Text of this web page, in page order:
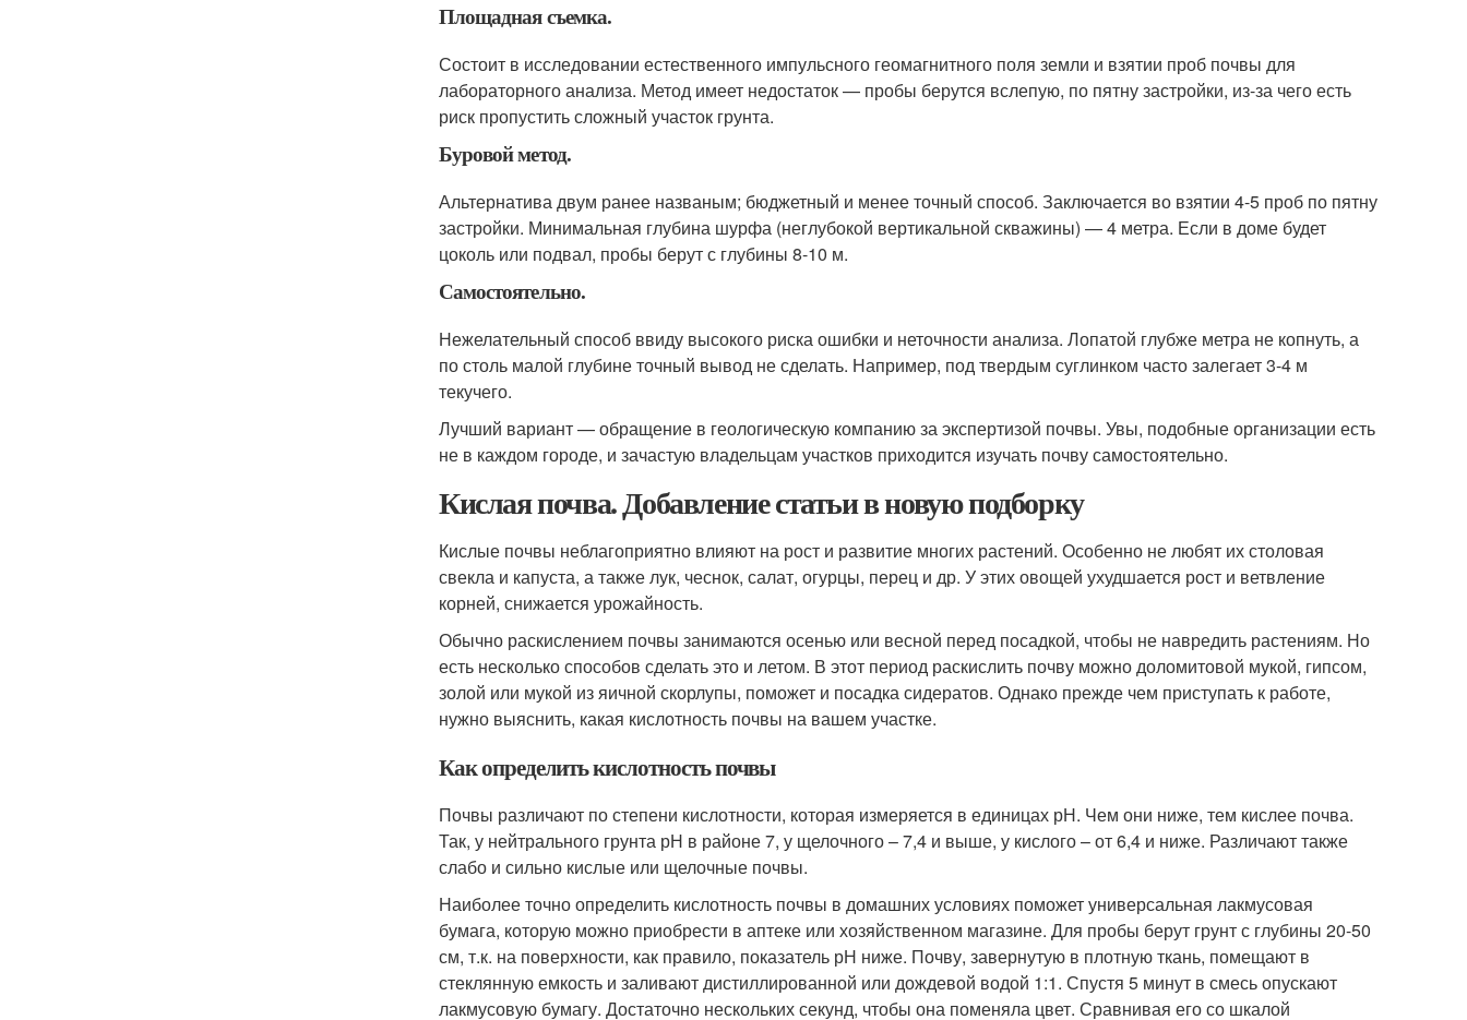
Площадная съемка.
Состоит в исследовании естественного импульсного геомагнитного поля земли и взятии проб почвы для
лабораторного анализа. Метод имеет недостаток — пробы берутся вслепую, по пятну застройки, из-за чего есть
риск пропустить сложный участок грунта.
Буровой метод.
Альтернатива двум ранее названым; бюджетный и менее точный способ. Заключается во взятии 4-5 проб по пятну
застройки. Минимальная глубина шурфа (неглубокой вертикальной скважины) — 4 метра. Если в доме будет
цоколь или подвал, пробы берут с глубины 8-10 м.
Самостоятельно.
Нежелательный способ ввиду высокого риска ошибки и неточности анализа. Лопатой глубже метра не копнуть, а
по столь малой глубине точный вывод не сделать. Например, под твердым суглинком часто залегает 3-4 м
текучего.
Лучший вариант — обращение в геологическую компанию за экспертизой почвы. Увы, подобные организации есть
не в каждом городе, и зачастую владельцам участков приходится изучать почву самостоятельно.
Кислая почва. Добавление статьи в новую подборку
Кислые почвы неблагоприятно влияют на рост и развитие многих растений. Особенно не любят их столовая
свекла и капуста, а также лук, чеснок, салат, огурцы, перец и др. У этих овощей ухудшается рост и ветвление
корней, снижается урожайность.
Обычно раскислением почвы занимаются осенью или весной перед посадкой, чтобы не навредить растениям. Но
есть несколько способов сделать это и летом. В этот период раскислить почву можно доломитовой мукой, гипсом,
золой или мукой из яичной скорлупы, поможет и посадка сидератов. Однако прежде чем приступать к работе,
нужно выяснить, какая кислотность почвы на вашем участке.
Как определить кислотность почвы
Почвы различают по степени кислотности, которая измеряется в единицах рН. Чем они ниже, тем кислее почва.
Так, у нейтрального грунта рН в районе 7, у щелочного – 7,4 и выше, у кислого – от 6,4 и ниже. Различают также
слабо и сильно кислые или щелочные почвы.
Наиболее точно определить кислотность почвы в домашних условиях поможет универсальная лакмусовая
бумага, которую можно приобрести в аптеке или хозяйственном магазине. Для пробы берут грунт с глубины 20-50
см, т.к. на поверхности, как правило, показатель рН ниже. Почву, завернутую в плотную ткань, помещают в
стеклянную емкость и заливают дистиллированной или дождевой водой 1:1. Спустя 5 минут в смесь опускают
лакмусовую бумагу. Достаточно нескольких секунд, чтобы она поменяла цвет. Сравнивая его со шкалой